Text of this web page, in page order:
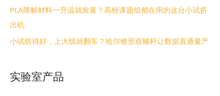
PLA降解材料一升温就发黄？高校课题组都在用的这台小试挤
出机
小试纺得好，上大线就翻车？哈尔锥形双螺杆让数据直通量产
实验室产品